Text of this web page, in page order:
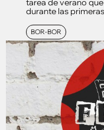
tarea de verano
durante las
BOR-BOR